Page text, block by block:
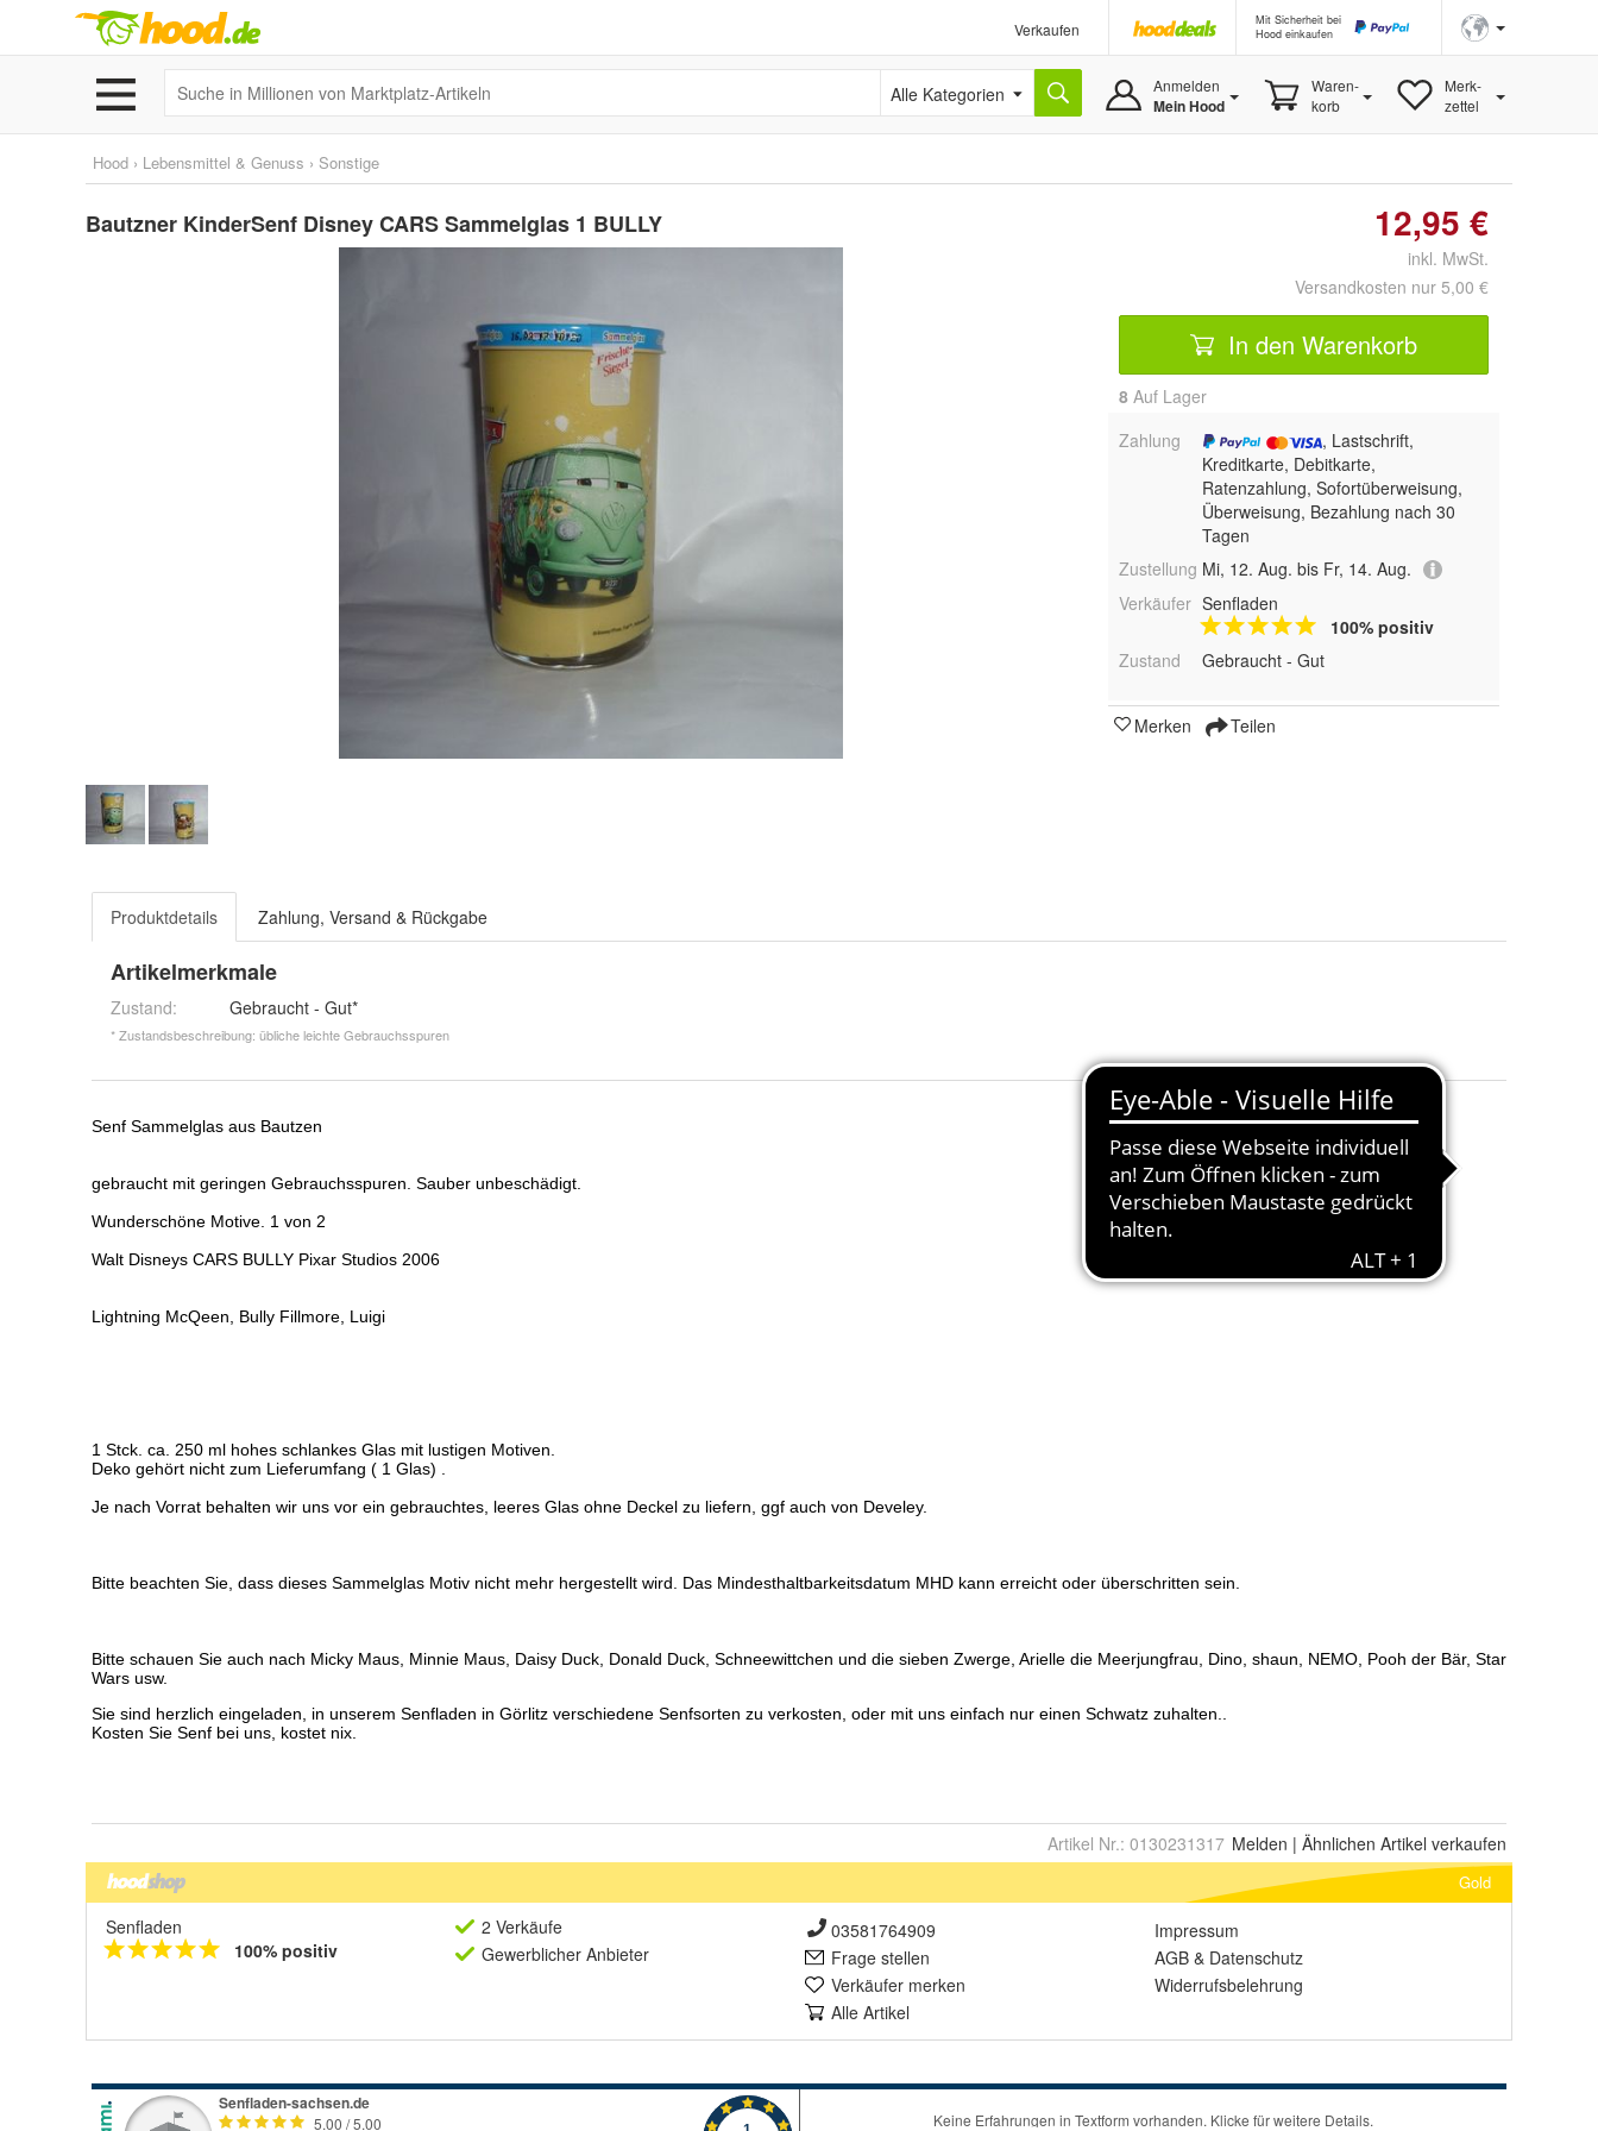
Verkaufen
Mit Sicherheit bei
Hood einkaufen
Alle Kategorien Anmelden
Mein Hood
Waren-
korb
Merk-
zettel
Hood › Lebensmittel & Genuss › Sonstige
Bautzner KinderSenf Disney CARS Sammelglas 1 BULLY 12,95 €
inkl. MwSt.
Versandkosten nur 5,00 €
In den Warenkorb
8 Auf Lager
Zahlung
, Lastschrift,
Kreditkarte, Debitkarte,
Ratenzahlung, Sofortüberweisung,
Überweisung, Bezahlung nach 30
Tagen
Zustellung Mi, 12. Aug. bis Fr, 14. Aug.
Verkäufer Senfladen
100% positiv
Zustand
Gebraucht - Gut
Merken Teilen
Produktdetails Zahlung, Versand & Rückgabe
Artikelmerkmale
Zustand: Gebraucht - Gut*
* Zustandsbeschreibung: übliche leichte Gebrauchsspuren
Artikel Nr.: 0130231317 Melden | Ähnlichen Artikel verkaufen
Gold
Senfladen
100% positiv
2 Verkäufe
Gewerblicher Anbieter
03581764909
Frage stellen
Verkäufer merken
Alle Artikel
Impressum
AGB & Datenschutz
Widerrufsbelehrung